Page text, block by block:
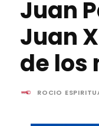
Juan
Juan
de los
ROCIO